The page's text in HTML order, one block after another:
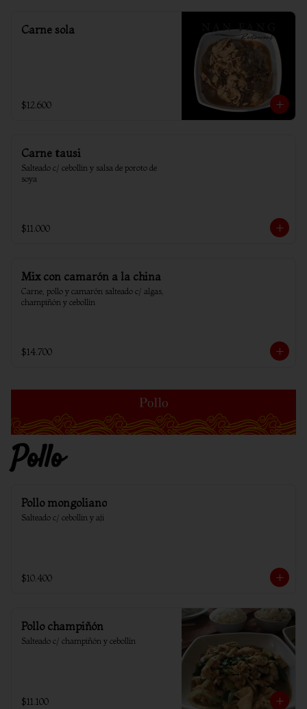
Carne sola
$12.600
Carne tausi
Salteado c/ cebollin y salsa de poroto de
soya
$11.000
Mix con camarón a la china
Carne, pollo y camarón salteado c/ algas,
champiñón y cebollín
$14.700
Pollo
Pollo mongoliano
Salteado c/ cebollin y aji
$10.400
Pollo champiñón
Salteado c/ champiñón y cebollín
$11.100